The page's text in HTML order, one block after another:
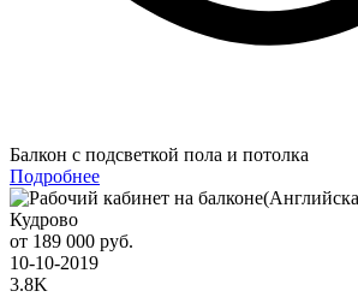
Балкон с подсветкой пола и потолка
Подробнее
Кудрово
от 189 000 руб.
10-10-2019
3.8K